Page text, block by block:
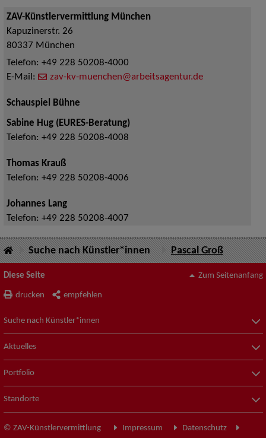
ZAV-Künstlervermittlung München
Kapuzinerstr. 26
80337 München
Telefon: +49 228 50208-4000
E-Mail:
zav-kv-muenchen@arbeitsagentur.de
Schauspiel Bühne
Sabine Hug (EURES-Beratung)
Telefon: +49 228 50208-4008
Thomas Krauß
Telefon: +49 228 50208-4006
Johannes Lang
Telefon: +49 228 50208-4007
Suche nach Künstler*innen Pascal Groß
Diese Seite
drucken empfehlen
Zum Seitenanfang
Suche nach Künstler*innen
Aktuelles
Portfolio
Standorte
© ZAV-Künstlervermittlung Impressum
Datenschutz